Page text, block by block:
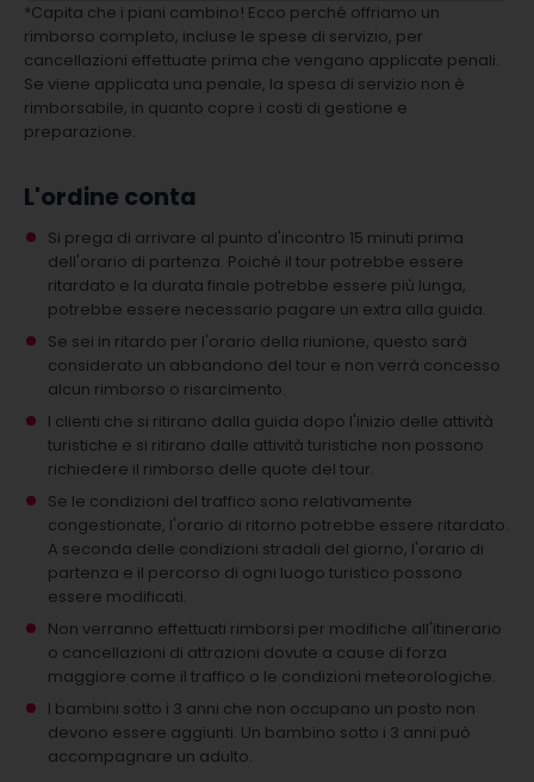
*Capita che i piani cambino! Ecco perché offriamo un
rimborso completo, incluse le spese di servizio, per
cancellazioni effettuate prima che vengano applicate penali.
Se viene applicata una penale, la spesa di servizio non è
rimborsabile, in quanto copre i costi di gestione e
preparazione.
L'ordine conta
Si prega di arrivare al punto d'incontro 15 minuti prima
dell'orario di partenza. Poiché il tour potrebbe essere
ritardato e la durata finale potrebbe essere più lunga,
potrebbe essere necessario pagare un extra alla guida.
Se sei in ritardo per l'orario della riunione, questo sarà
considerato un abbandono del tour e non verrà concesso
alcun rimborso o risarcimento.
I clienti che si ritirano dalla guida dopo l'inizio delle attività
turistiche e si ritirano dalle attività turistiche non possono
richiedere il rimborso delle quote del tour.
Se le condizioni del traffico sono relativamente
congestionate, l'orario di ritorno potrebbe essere ritardato.
A seconda delle condizioni stradali del giorno, l'orario di
partenza e il percorso di ogni luogo turistico possono
essere modificati.
Non verranno effettuati rimborsi per modifiche all'itinerario
o cancellazioni di attrazioni dovute a cause di forza
maggiore come il traffico o le condizioni meteorologiche.
I bambini sotto i 3 anni che non occupano un posto non
devono essere aggiunti. Un bambino sotto i 3 anni può
accompagnare un adulto.